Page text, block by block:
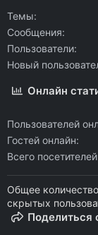
Темы
Сообщения
Пользователи
Новый
Онлайн
Пользователей
Гостей онлайн
Всего посетителей
Общее
скрытых
Поделиться